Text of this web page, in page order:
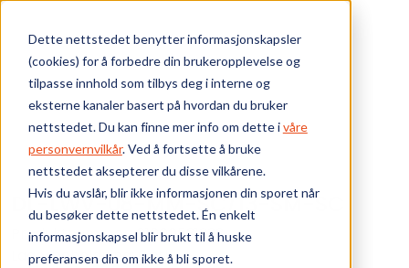
Dette nettstedet benytter informasjonskapsler
(cookies) for å forbedre din brukeropplevelse og
tilpasse innhold som tilbys deg i interne og
eksterne kanaler basert på hvordan du bruker
nettstedet. Du kan finne mer info om dette ivåre
personvernvilkår. Ved å fortsette å bruke
nettstedet aksepterer du disse vilkårene.
Hvis du avslår, blir ikke informasjonen din sporet når
du besøker dette nettstedet. Én enkelt
informasjonskapsel blir brukt til å huske
preferansen din om ikke å bli sporet.
Skip to main content
DL-LWV-08-MM-SC/13-SM-SC
Produktnummer:01000531333
Lagerbeholdning: 0 stk
Bærekraft
Vi tilbyr
Ressurser
Om oss